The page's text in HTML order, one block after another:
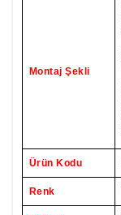
Montaj Şekli
Ürün Kodu
Renk